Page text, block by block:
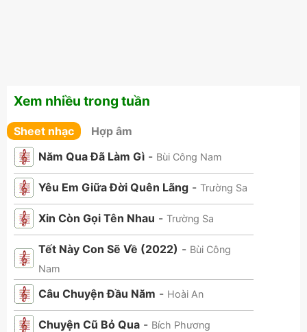
Xem nhiều trong tuần
Sheet nhạc
Hợp âm
Năm Qua Đã Làm Gì - Bùi Công Nam
Yêu Em Giữa Đời Quên Lãng - Trường Sa
Xin Còn Gọi Tên Nhau - Trường Sa
Tết Này Con Sẽ Về (2022) - Bùi Công
Nam
Câu Chuyện Đầu Năm - Hoài An
Chuyện Cũ Bỏ Qua - Bích Phương